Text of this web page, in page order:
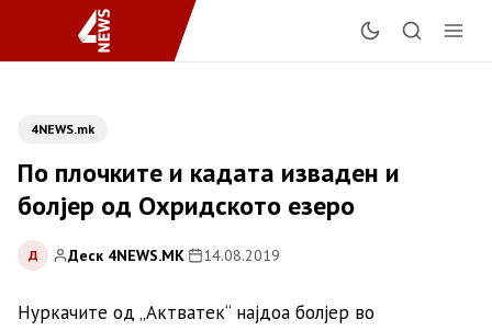
4NEWS.mk
По плочките и кадата изваден и
болјер од Охридското езеро
Д Деск 4NEWS.MK| 14.08.2019
Нуркачите од „Актватек“ најдоа болјер во